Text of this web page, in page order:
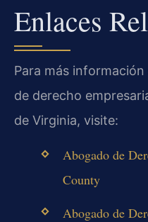
Enlaces
Para más
de derecho
de Virginia, visite:
Abogado de
County
Abogado de